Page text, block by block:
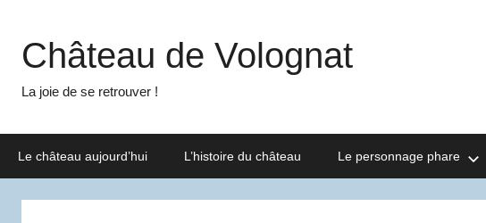
contenu
Château de Volognat
La joie de se retrouver !
Le château aujourd’hui L’histoire du château Le personnage phare